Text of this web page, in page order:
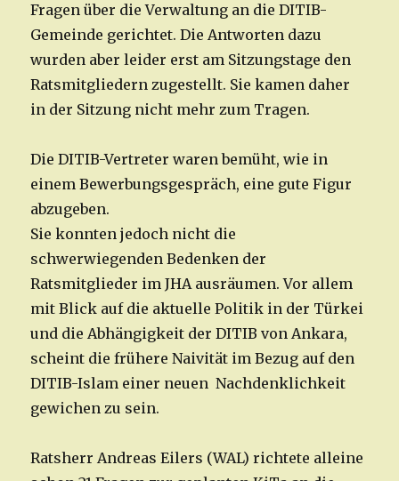
Fragen über die Verwaltung an die DITIB-
Gemeinde gerichtet. Die Antworten dazu
wurden aber leider erst am Sitzungstage den
Ratsmitgliedern zugestellt. Sie kamen daher
in der Sitzung nicht mehr zum Tragen.
Die DITIB-Vertreter waren bemüht, wie in
einem Bewerbungsgespräch, eine gute Figur
abzugeben.
Sie konnten jedoch nicht die
schwerwiegenden Bedenken der
Ratsmitglieder im JHA ausräumen. Vor allem
mit Blick auf die aktuelle Politik in der Türkei
und die Abhängigkeit der DITIB von Ankara,
scheint die frühere Naivität im Bezug auf den
DITIB-Islam einer neuen Nachdenklichkeit
gewichen zu sein.
Ratsherr Andreas Eilers (WAL) richtete alleine